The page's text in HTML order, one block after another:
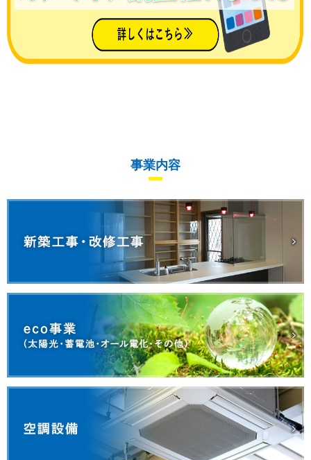
SNS開設しました！！！
簡易式監視カメラシステム 『らくらく監督ん』
事業内容